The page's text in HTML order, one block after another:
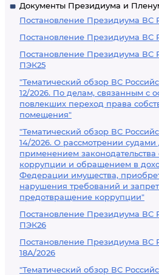
Документы Президиума и
Постановление Президиума ВС
Постановление Президиума ВС
Постановление Президиума ВС
ПЭК25
"Тематический обзор ВС
12/2026. По делам, связанным с
повлекших переход права
помещения"
"Тематический обзор ВС
14/2026. О рассмотрении судами
применением законодательства
коррупции и обращением в
Федерации имущества,
нарушения требований и
предотвращение коррупции"
Постановление Президиума ВС
ПЭК26
Постановление Президиума ВС
18А/2026
"Тематический обзор ВС